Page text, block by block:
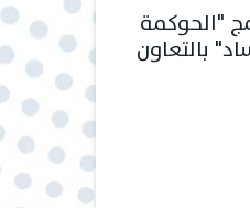
"الحوكمة
بالتعاون